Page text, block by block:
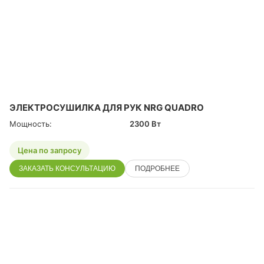
ЭЛЕКТРОСУШИЛКА ДЛЯ РУК NRG QUADRO
Мощность: 2300 Вт
Цена по запросу
ЗАКАЗАТЬ КОНСУЛЬТАЦИЮ ПОДРОБНЕЕ